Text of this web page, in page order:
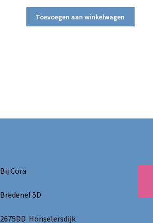
Toevoegen aan winkelwagen
Bij Cora
Bredenel 5D
2675DD Honselersdijk